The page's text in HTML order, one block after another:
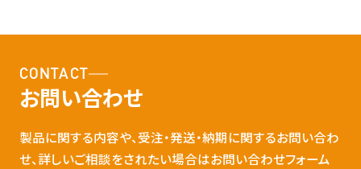
CONTACT
お問い合わせ
製品に関する内容や、受注・発送・納期に関するお問い合わ
せ、詳しいご相談をされたい場合はお問い合わせフォーム